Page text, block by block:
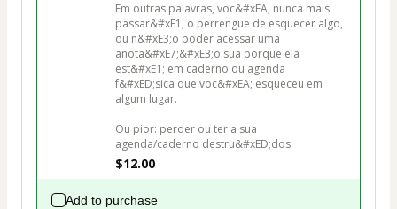
Em outras palavras, voc&#xEA; nunca mais
passar&#xE1; o perrengue de esquecer algo,
ou n&#xE3;o poder acessar uma
anota&#xE7;&#xE3;o sua porque ela
est&#xE1; em caderno ou agenda
f&#xED;sica que voc&#xEA; esqueceu em
algum lugar.
Ou pior: perder ou ter a sua
agenda/caderno destru&#xED;dos.
$12.00
Add to purchase